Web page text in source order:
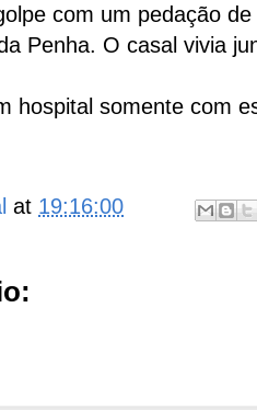
com um pedação
Penha. O casal vivia
hospital somente com
at 19:16:00